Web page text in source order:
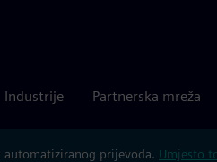
Industrije Partnerska mreža
automatiziranog prijevoda. Umjesto